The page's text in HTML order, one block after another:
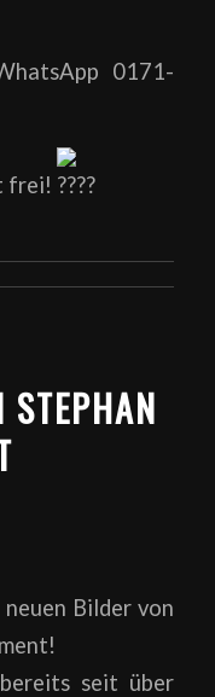
0171-
frei!
STEPHAN
Bilder von
seit über